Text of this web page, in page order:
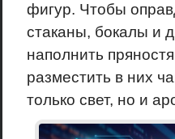
фигур. Чтобы
стаканы, бокалы и
наполнить
разместить в них
только свет, но и